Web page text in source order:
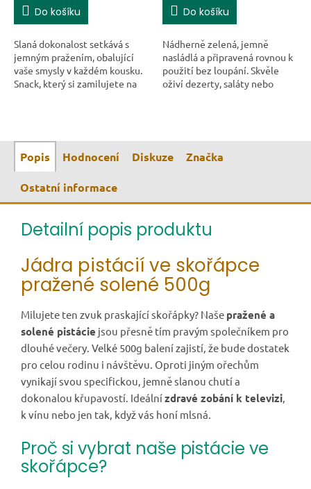
Do košíku
Slaná dokonalost setkává s
jemným pražením, obalující
vaše smysly v každém kousku.
Snack, který si zamilujete na
Do košíku
Nádherně zelená, jemně
nasládlá a připravená rovnou k
použití bez loupání. Skvěle
oživí dezerty, saláty nebo
Popis Hodnocení Diskuze Značka
Ostatní informace
Detailní popis produktu
Jádra pistácií ve skořápce
pražené solené 500g
Milujete ten zvuk praskající skořápky? Naše pražené a
solené pistácie jsou přesně tím pravým společníkem pro
dlouhé večery. Velké 500g balení zajistí, že bude dostatek
pro celou rodinu i návštěvu. Oproti jiným ořechům
vynikají svou specifickou, jemně slanou chutí a
dokonalou křupavostí. Ideálnízdravé zobání k televizi,
k vínu nebo jen tak, když vás honí mlsná.
Proč si vybrat naše pistácie ve
skořápce?